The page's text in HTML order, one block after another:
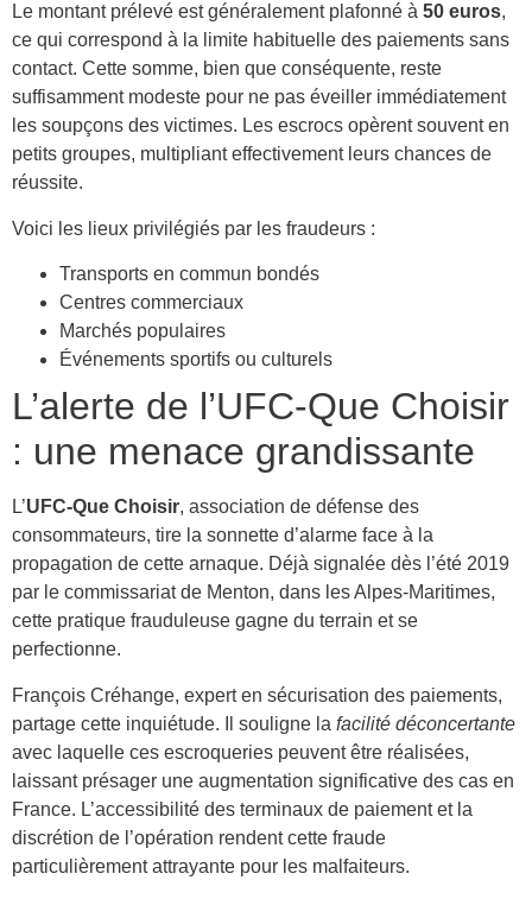
Le montant prélevé est généralement plafonné à 50 euros,
ce qui correspond à la limite habituelle des paiements sans
contact. Cette somme, bien que conséquente, reste
suffisamment modeste pour ne pas éveiller immédiatement
les soupçons des victimes. Les escrocs opèrent souvent en
petits groupes, multipliant effectivement leurs chances de
réussite.
Voici les lieux privilégiés par les fraudeurs :
Transports en commun bondés
Centres commerciaux
Marchés populaires
Événements sportifs ou culturels
L’alerte de l’UFC-Que Choisir
: une menace grandissante
L’UFC-Que Choisir, association de défense des
consommateurs, tire la sonnette d’alarme face à la
propagation de cette arnaque. Déjà signalée dès l’été 2019
par le commissariat de Menton, dans les Alpes-Maritimes,
cette pratique frauduleuse gagne du terrain et se
perfectionne.
François Créhange, expert en sécurisation des paiements,
partage cette inquiétude. Il souligne la facilité déconcertante
avec laquelle ces escroqueries peuvent être réalisées,
laissant présager une augmentation significative des cas en
France. L’accessibilité des terminaux de paiement et la
discrétion de l’opération rendent cette fraude
particulièrement attrayante pour les malfaiteurs.